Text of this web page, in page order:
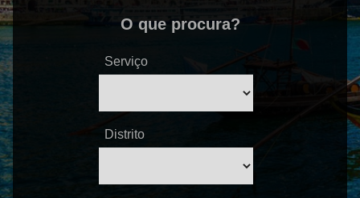
O que procura?
Serviço
Distrito